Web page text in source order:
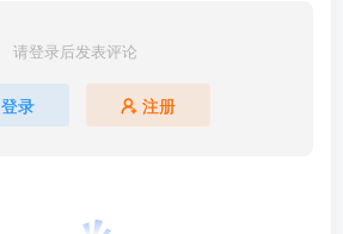
请登录后发表评论
登录 注册